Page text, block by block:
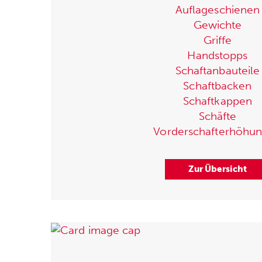
Auflageschienen
Gewichte
Griffe
Handstopps
Schaftanbauteile
Schaftbacken
Schaftkappen
Schäfte
Zur Übersicht